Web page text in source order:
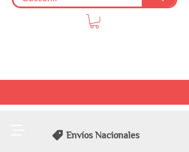
Envíos Nacionales